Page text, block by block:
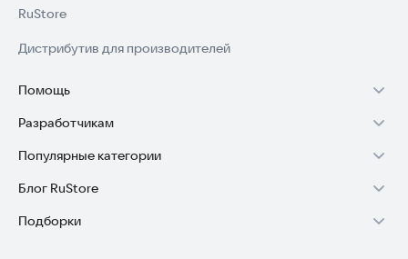
RuStore
Дистрибутив для производителей
Помощь
Установка RuStore на TV
Установка RuStore на телефон
Установка RuStore в машину
Помощь пользователям RuStore
Разработчикам
Зарабатывать с RuStore
Стать разработчиком
Доступ к RuStore Консоль
Популярные категории
Игры для Android
Приложения банков
Блог RuStore
Обзоры игр для Android 2025
Подборки